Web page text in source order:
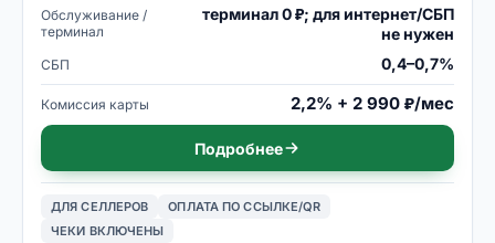
Обслуживание /
терминал
терминал 0 ₽; для интернет/СБП
не нужен
СБП 0,4–0,7%
Комиссия карты 2,2% + 2 990 ₽/мес
Подробнее
ДЛЯ СЕЛЛЕРОВ
ОПЛАТА ПО ССЫЛКЕ/QR
ЧЕКИ ВКЛЮЧЕНЫ